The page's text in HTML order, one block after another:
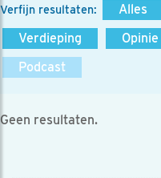
Verfijn resultaten: Alles
Verdieping
Opinie
Podcast
Geen resultaten.